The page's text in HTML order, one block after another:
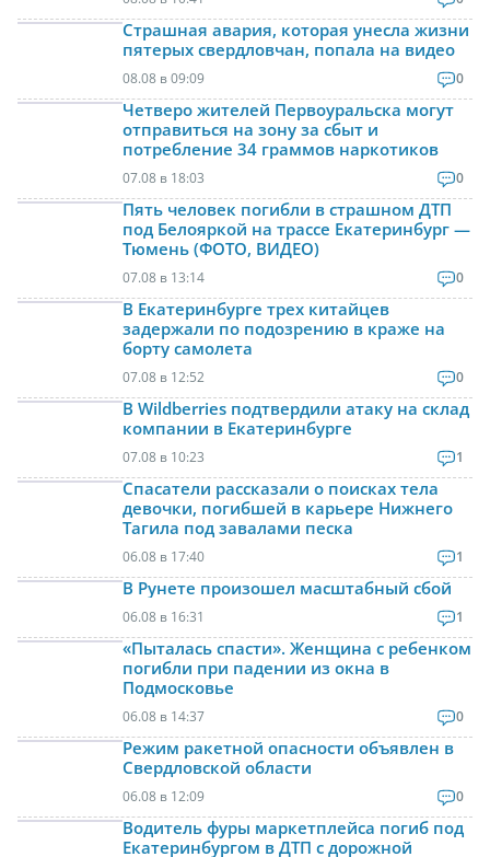
Страшная авария, которая унесла жизни
пятерых свердловчан, попала на видео
08.08 в 09:09 0
Четверо жителей Первоуральска могут
отправиться на зону за сбыт и
потребление 34 граммов наркотиков
07.08 в 18:03 0
Пять человек погибли в страшном ДТП
под Белояркой на трассе Екатеринбург —
Тюмень (ФОТО, ВИДЕО)
07.08 в 13:14 0
В Екатеринбурге трех китайцев
задержали по подозрению в краже на
борту самолета
07.08 в 12:52 0
В Wildberries подтвердили атаку на склад
компании в Екатеринбурге
07.08 в 10:23 1
Спасатели рассказали о поисках тела
девочки, погибшей в карьере Нижнего
Тагила под завалами песка
06.08 в 17:40 1
В Рунете произошел масштабный сбой
06.08 в 16:31 1
«Пыталась спасти». Женщина с ребенком
погибли при падении из окна в
Подмосковье
06.08 в 14:37 0
Режим ракетной опасности объявлен в
Свердловской области
06.08 в 12:09 0
Водитель фуры маркетплейса погиб под
Екатеринбургом в ДТП с дорожной